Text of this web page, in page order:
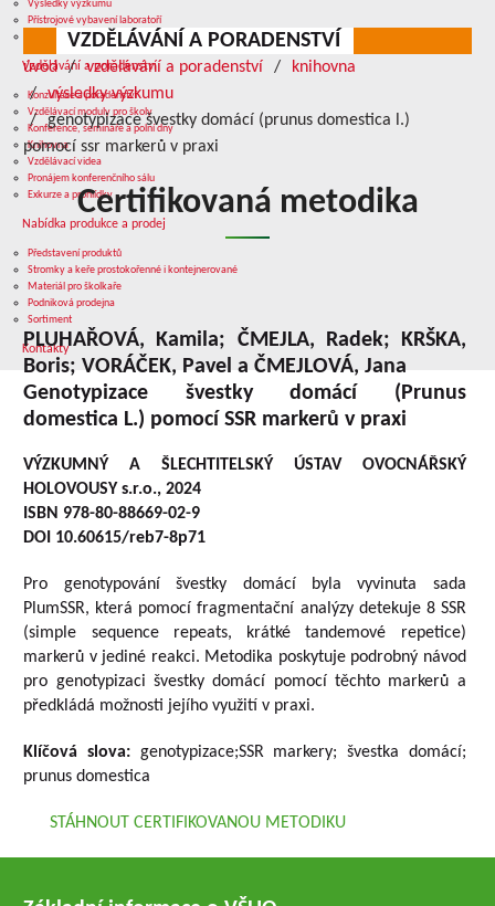
Výsledky výzkumu
Přístrojové vybavení laboratoří
Služby v oblasti výzkumu
Vzdělávání a poradenství
Konzultace a poradenství
Vzdělávací moduly pro školy
Konference, semináře a polní dny
Knihovna
Vzdělávací videa
Pronájem konferenčního sálu
Exkurze a prohlídky
Nabídka produkce a prodej
Představení produktů
Stromky a keře prostokořenné i kontejnerované
Materiál pro školkaře
Podniková prodejna
Sortiment
Kontakty
VZDĚLÁVÁNÍ A PORADENSTVÍ
úvod vzdělávání a poradenství
knihovna
výsledky výzkumu
genotypizace švestky domácí (prunus domestica l.)
pomocí ssr markerů v praxi
Certifikovaná metodika
PLUHAŘOVÁ, Kamila; ČMEJLA, Radek; KRŠKA,
Boris; VORÁČEK, Pavel a ČMEJLOVÁ, Jana
Genotypizace švestky domácí (Prunus
domestica L.) pomocí SSR markerů v praxi
VÝZKUMNÝ A ŠLECHTITELSKÝ ÚSTAV OVOCNÁŘSKÝ
HOLOVOUSY s.r.o., 2024
ISBN 978-80-88669-02-9
DOI 10.60615/reb7-8p71
Pro genotypování švestky domácí byla vyvinuta sada
PlumSSR, která pomocí fragmentační analýzy detekuje 8 SSR
(simple sequence repeats, krátké tandemové repetice)
markerů v jediné reakci. Metodika poskytuje podrobný návod
pro genotypizaci švestky domácí pomocí těchto markerů a
předkládá možnosti jejího využití v praxi.
Klíčová slova:genotypizace;SSR markery; švestka domácí;
prunus domestica
STÁHNOUT CERTIFIKOVANOU METODIKU